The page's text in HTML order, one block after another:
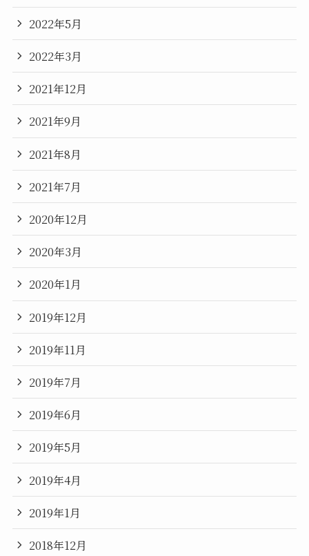
2022年5月
2022年3月
2021年12月
2021年9月
2021年8月
2021年7月
2020年12月
2020年3月
2020年1月
2019年12月
2019年11月
2019年7月
2019年6月
2019年5月
2019年4月
2019年1月
2018年12月